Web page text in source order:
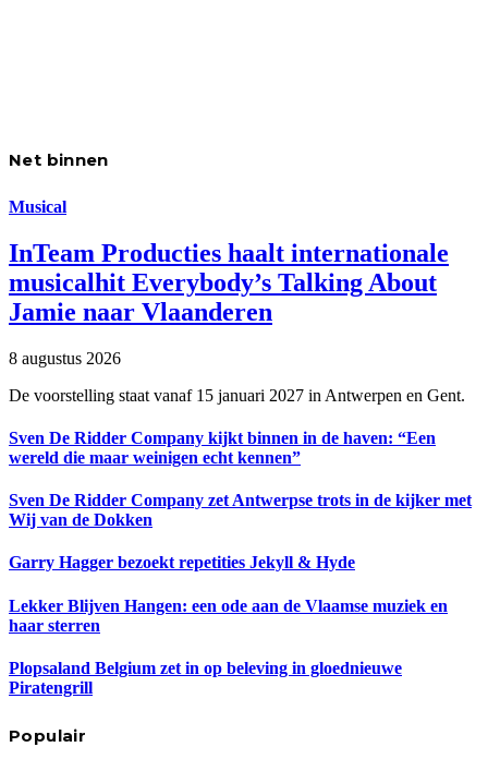
Net binnen
Musical
InTeam Producties haalt internationale
musicalhit Everybody’s Talking About
Jamie naar Vlaanderen
8 augustus 2026
De voorstelling staat vanaf 15 januari 2027 in Antwerpen en Gent.
Sven De Ridder Company kijkt binnen in de haven: “Een
wereld die maar weinigen echt kennen”
Sven De Ridder Company zet Antwerpse trots in de kijker met
Wij van de Dokken
Garry Hagger bezoekt repetities Jekyll & Hyde
Lekker Blijven Hangen: een ode aan de Vlaamse muziek en
haar sterren
Plopsaland Belgium zet in op beleving in gloednieuwe
Piratengrill
Populair